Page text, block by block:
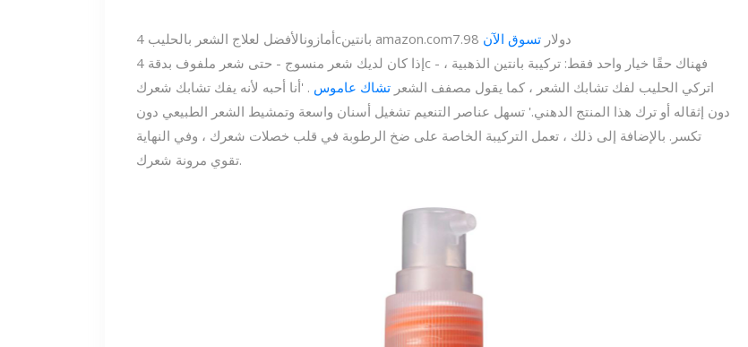
أمازونالأفضل لعلاج الشعر بالحليب 4cبانتين amazon.com 7.98 دولار تسوق الآن
إذا كان لديك شعر منسوج - حتى شعر ملفوف بدقة 4c - فهناك حقًا خيار واحد فقط: تركيبة بانتين الذهبية ،
اتركي الحليب لفك تشابك الشعر ، كما يقول مصفف الشعر تشاك عاموس . 'أنا أحبه لأنه يفك تشابك شعرك
دون إثقاله أو ترك هذا المنتج الدهني.' تسهل عناصر التنعيم تشغيل أسنان واسعة وتمشيط الشعر الطبيعي دون
تكسر. بالإضافة إلى ذلك ، تعمل التركيبة الخاصة على ضخ الرطوبة في قلب خصلات شعرك ، وفي النهاية
تقوي مرونة شعرك.